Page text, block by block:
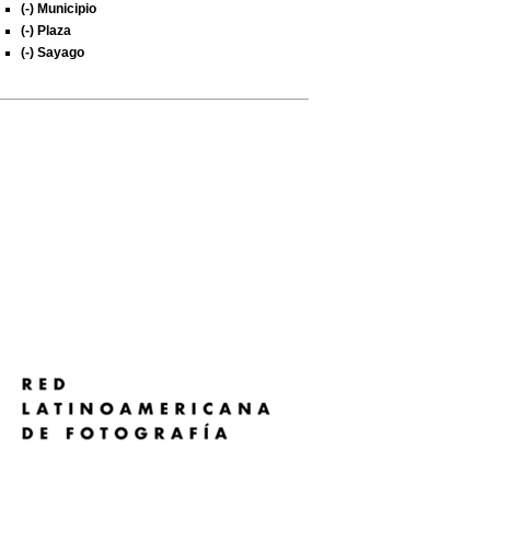
(-) Municipio
(-) Plaza
(-) Sayago